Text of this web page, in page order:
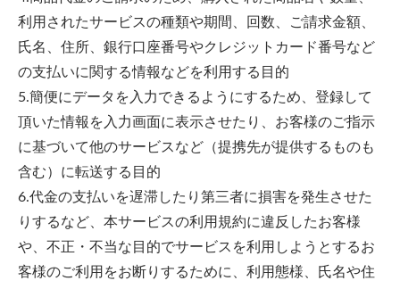
利用されたサービスの種類や期間、回数、ご請求金額、
氏名、住所、銀行口座番号やクレジットカード番号など
の支払いに関する情報などを利用する目的
5.簡便にデータを入力できるようにするため、登録して
頂いた情報を入力画面に表示させたり、お客様のご指示
に基づいて他のサービスなど（提携先が提供するものも
含む）に転送する目的
6.代金の支払いを遅滞したり第三者に損害を発生させた
りするなど、本サービスの利用規約に違反したお客様
や、不正・不当な目的でサービスを利用しようとするお
客様のご利用をお断りするために、利用態様、氏名や住